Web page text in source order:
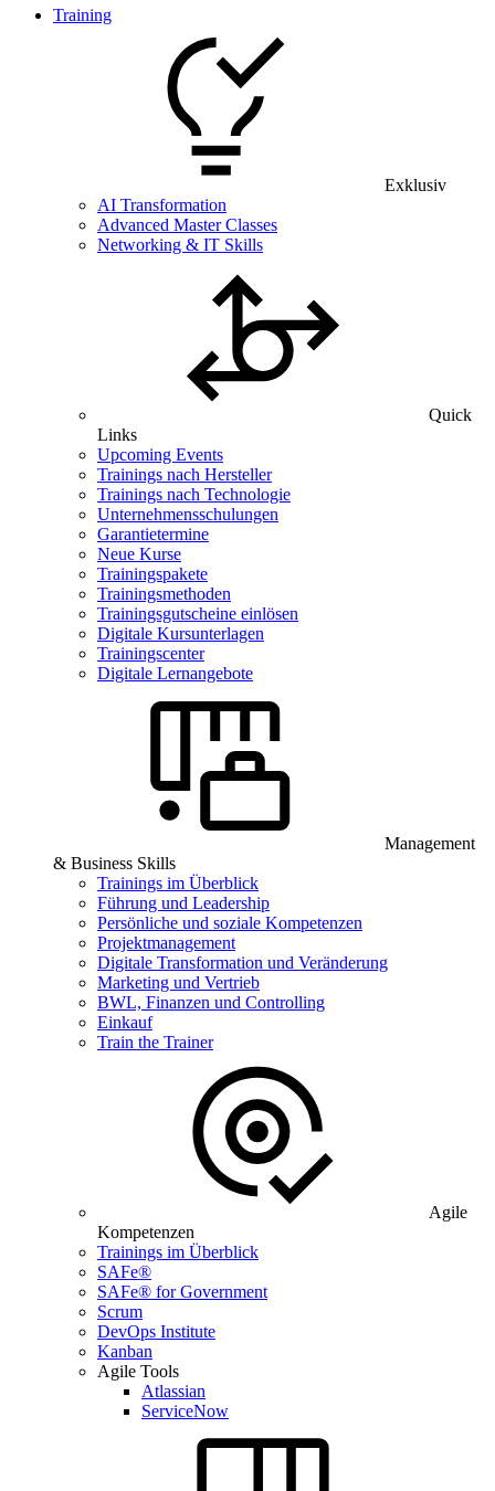
Training
Exklusiv
AI Transformation
Advanced Master Classes
Networking & IT Skills
Quick
Links
Upcoming Events
Trainings nach Hersteller
Trainings nach Technologie
Unternehmensschulungen
Garantietermine
Neue Kurse
Trainingspakete
Trainingsmethoden
Trainingsgutscheine einlösen
Digitale Kursunterlagen
Trainingscenter
Digitale Lernangebote
Management
& Business Skills
Trainings im Überblick
Führung und Leadership
Persönliche und soziale Kompetenzen
Projektmanagement
Digitale Transformation und Veränderung
Marketing und Vertrieb
BWL, Finanzen und Controlling
Einkauf
Train the Trainer
Agile
Kompetenzen
Trainings im Überblick
SAFe®
SAFe® for Government
Scrum
DevOps Institute
Kanban
Agile Tools
Atlassian
ServiceNow